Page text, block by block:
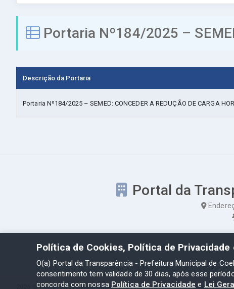
Portaria Nº184/2025 –
Descrição da Portaria
Portaria Nº184/2025 – SEMED: CONCEDER A REDUÇÃO DE CARGA
Portal da
2026 ©Portal da Transparência - Prefeitura Municipal de Coelho Neto
Política de Cookies, Política de Privacidade
O(a) Portal da Transparência - Prefeitura Municipal de
consentimento tem validade de 30 dias, após esse
concorda com nossa Política de Privacidade e Lei